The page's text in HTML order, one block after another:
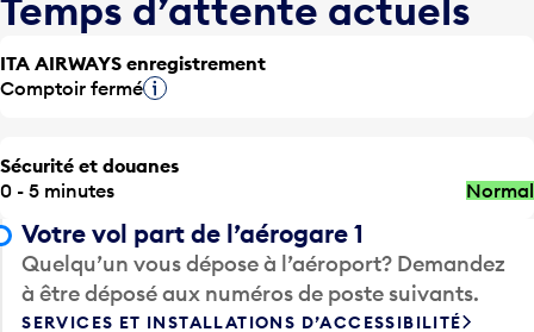
ITA AIRWAYS enregistrement
Comptoir ferméInfobulle
Sécurité et douanes
0 - 5 minutes
Normal
Votre vol part de l’aérogare 1
Quelqu’un vous dépose à l’aéroport? Demandez
à être déposé aux numéros de poste suivants.
SERVICES ET INSTALLATIONS D’ACCESSIBILITÉ